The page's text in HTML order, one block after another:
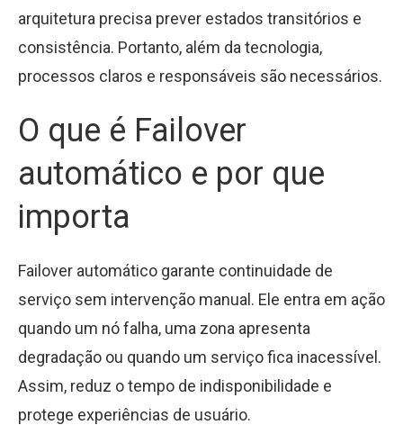
arquitetura precisa prever estados transitórios e
consistência. Portanto, além da tecnologia,
processos claros e responsáveis são necessários.
O que é Failover
automático e por que
importa
Failover automático garante continuidade de
serviço sem intervenção manual. Ele entra em ação
quando um nó falha, uma zona apresenta
degradação ou quando um serviço fica inacessível.
Assim, reduz o tempo de indisponibilidade e
protege experiências de usuário.